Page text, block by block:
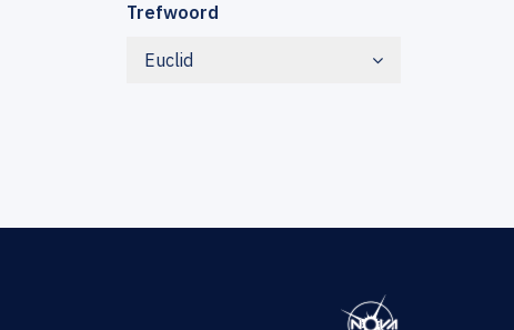
Trefwoord
Euclid